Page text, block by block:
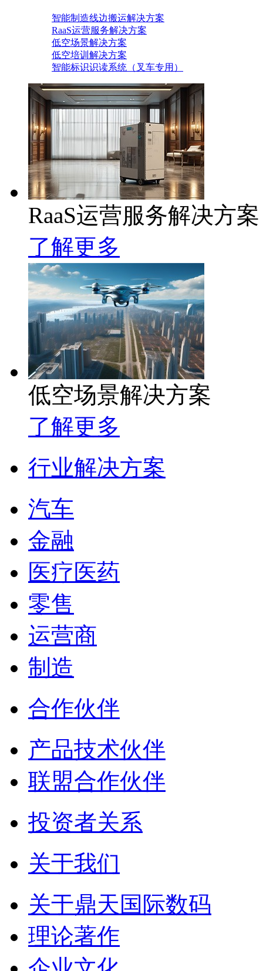
智能制造线边搬运解决方案
RaaS运营服务解决方案
低空场景解决方案
低空培训解决方案
智能标识识读系统（叉车专用）
RaaS运营服务解决方案
了解更多
低空场景解决方案
了解更多
行业解决方案
汽车
金融
医疗医药
零售
运营商
制造
合作伙伴
产品技术伙伴
联盟合作伙伴
投资者关系
关于我们
关于鼎天国际数码
理论著作